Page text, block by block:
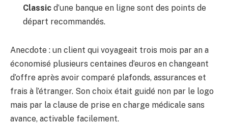
Classic d’une banque en ligne sont des points de
départ recommandés.
Anecdote : un client qui voyageait trois mois par an a
économisé plusieurs centaines d’euros en changeant
d’offre après avoir comparé plafonds, assurances et
frais à l’étranger. Son choix était guidé non par le logo
mais par la clause de prise en charge médicale sans
avance, activable facilement.